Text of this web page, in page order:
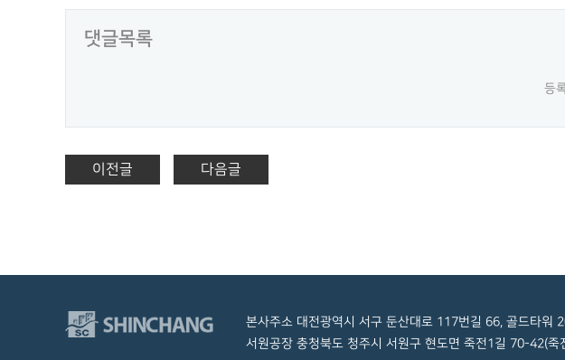
댓글목록
등
이전글 다음글
본사주소 대전광역시 서구 둔산대로 117번길 66, 골드타
서원공장 충청북도 청주시 서원구 현도면 죽전1길 70-